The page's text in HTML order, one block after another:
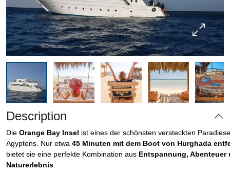
Description
Die Orange Bay Insel ist eines der schönsten versteckten Paradiese
Ägyptens. Nur etwa 45 Minuten mit dem Boot von Hurghada
bietet sie eine perfekte Kombination aus Entspannung, Abenteuer
Naturerlebnis